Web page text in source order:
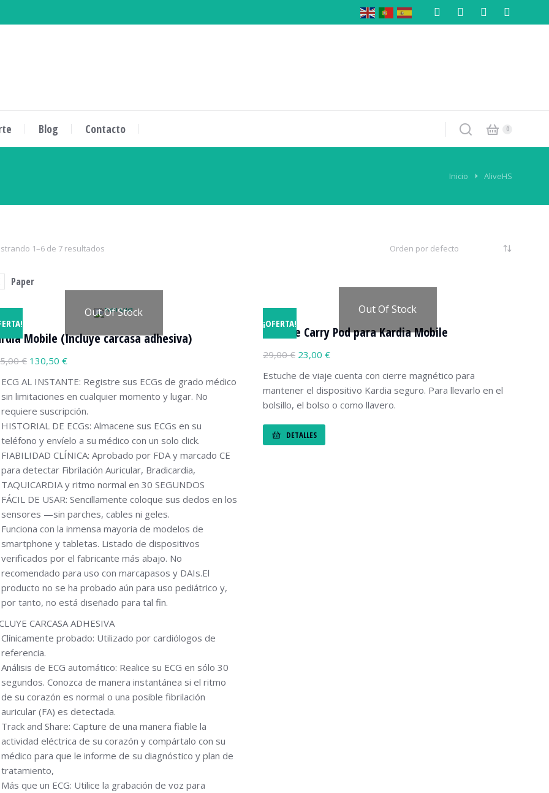
Blog Contacto
Inicio AliveHS
1–6 de 7 resultados
Paper
Out Of Stock
Mobile (Incluye carcasa adhesiva)
€ 130,50 €
ECG AL INSTANTE: Registre sus ECGs de grado médico
sin limitaciones en cualquier momento y lugar. No
requiere suscripción.
HISTORIAL DE ECGs: Almacene sus ECGs en su
teléfono y envíelo a su médico con un solo click.
FIABILIDAD CLÍNICA: Aprobado por FDA y marcado CE
para detectar Fibrilación Auricular, Bradicardia,
TAQUICARDIA y ritmo normal en 30 SEGUNDOS
FÁCIL DE USAR: Sencillamente coloque sus dedos en los
sensores —sin parches, cables ni geles.
Funciona con la inmensa mayoria de modelos de
smartphone y tabletas. Listado de dispositivos
verificados por el fabricante más abajo. No
recomendado para uso con marcapasos y DAIs.El
producto no se ha probado aún para uso pediátrico y,
por tanto, no está diseñado para tal fin.
CARCASA ADHESIVA
Clínicamente probado: Utilizado por cardiólogos de
referencia.
Análisis de ECG automático: Realice su ECG en sólo 30
segundos. Conozca de manera instantánea si el ritmo
de su corazón es normal o una posible fibrilación
auricular (FA) es detectada.
Track and Share: Capture de una manera fiable la
actividad eléctrica de su corazón y compártalo con su
médico para que le informe de su diagnóstico y plan de
tratamiento,
Más que un ECG: Utilice la grabación de voz para
¡OFERTA!
Out Of Stock
Estuche Carry Pod para Kardia Mobile
29,00€ 23,00 €
Estuche de viaje cuenta con cierre magnético para
mantener el dispositivo Kardia seguro. Para llevarlo en el
bolsillo, el bolso o como llavero.
DETALLES